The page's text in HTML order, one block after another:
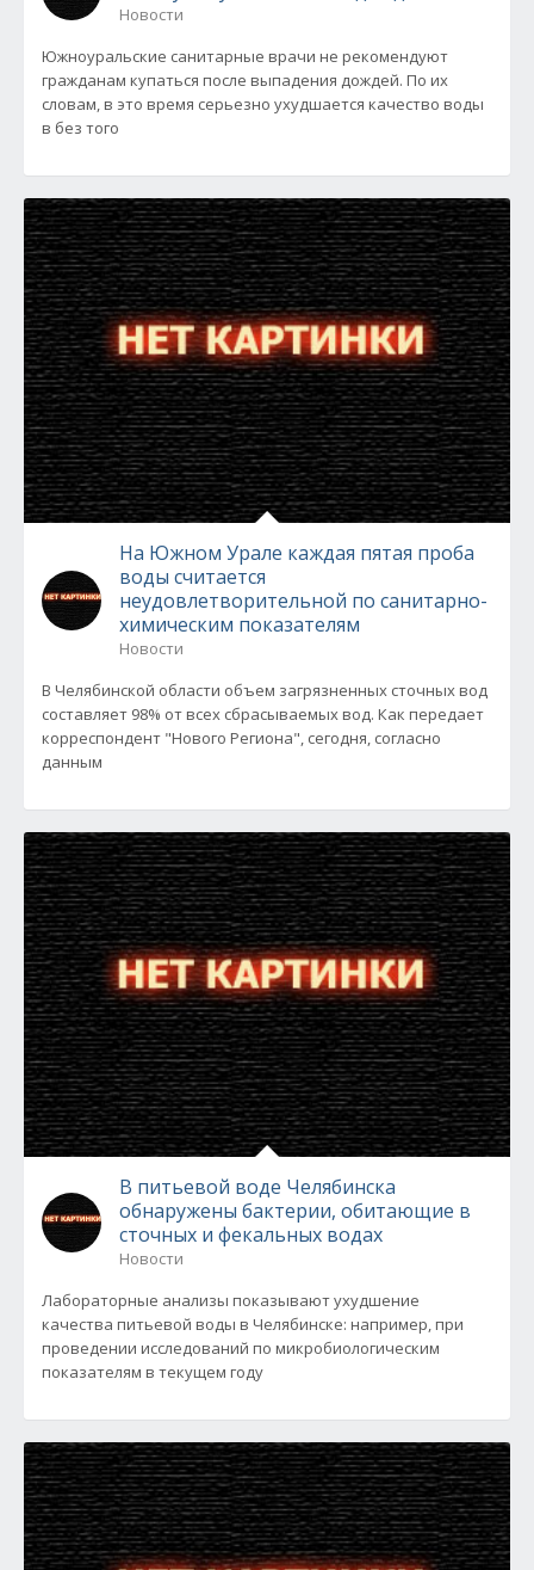
Новости
Южноуральские санитарные врачи не рекомендуют
гражданам купаться после выпадения дождей. По их
словам, в это время серьезно ухудшается качество воды
в без того
На Южном Урале каждая пятая проба
воды считается
неудовлетворительной по санитарно-
химическим показателям
Новости
В Челябинской области объем загрязненных сточных вод
составляет 98% от всех сбрасываемых вод. Как передает
корреспондент "Нового Региона", сегодня, согласно
данным
В питьевой воде Челябинска
обнаружены бактерии, обитающие в
сточных и фекальных водах
Новости
Лабораторные анализы показывают ухудшение
качества питьевой воды в Челябинске: например, при
проведении исследований по микробиологическим
показателям в текущем году